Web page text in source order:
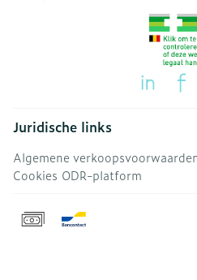
Juridische links
Algemene
Cookies ODR-platform